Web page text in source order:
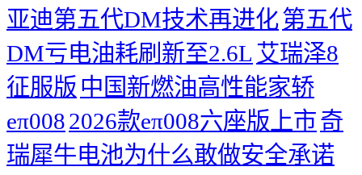
亚迪第五代DM技术再进化第五代
DM亏电油耗刷新至2.6L 艾瑞泽8
征服版 中国新燃油高性能家轿
eπ0082026款eπ008六座版上市奇
瑞犀牛电池为什么敢做安全承诺